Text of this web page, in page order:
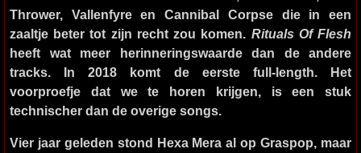
Thrower, Vallenfyre en Cannibal Corpse die in een
zaaltje beter tot zijn recht zou komen. Rituals Of Flesh
heeft wat meer herinneringswaarde dan de andere
tracks. In 2018 komt de eerste full-length. Het
voorproefje dat we te horen krijgen, is een stuk
technischer dan de overige songs.
Vier jaar geleden stond Hexa Mera al op Graspop, maar